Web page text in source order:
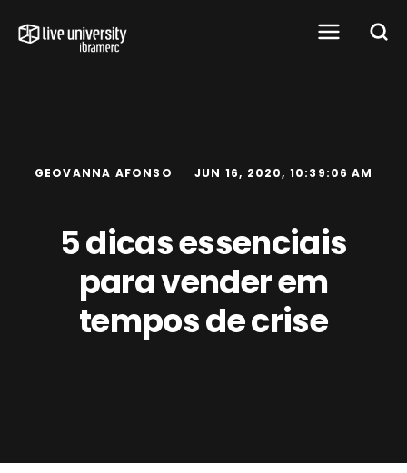
GEOVANNA AFONSO JUN 16, 2020, 10:39:06 AM
5 dicas essenciais
para vender em
tempos de crise